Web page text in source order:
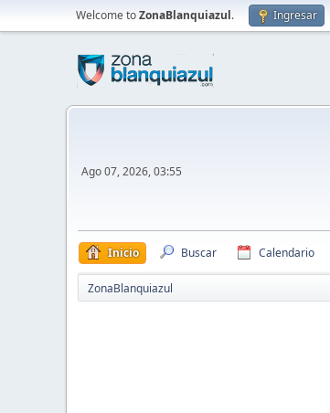
Welcome toZonaBlanquiazul. Ingresar
Ago 07, 2026, 03:55
Inicio Buscar Calendario
ZonaBlanquiazul